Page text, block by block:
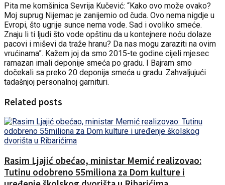
Pita me komšinica Sevrija Kučević: “Kako ovo može ovako?
Moj suprug Nijemac je zanijemio od čuda. Ovo nema nigdje u
Evropi, što ugrije sunce nema vode. Sad i ovoliko smeće.
Znaju li ti ljudi što vode opštinu da u kontejnere noću dolaze
pacovi i miševi da traže hranu? Da nas mogu zaraziti na ovim
vrućinama”. Kažem joj da smo 2015-te godine cijeli mjesec
ramazan imali deponije smeća po gradu. I Bajram smo
dočekali sa preko 20 deponija smeća u gradu. Zahvaljujući
tadašnjoj personalnoj garnituri.
Related posts
Rasim Ljajić obećao, ministar Memić realizovao:
Tutinu odobreno 55miliona za Dom kulture i